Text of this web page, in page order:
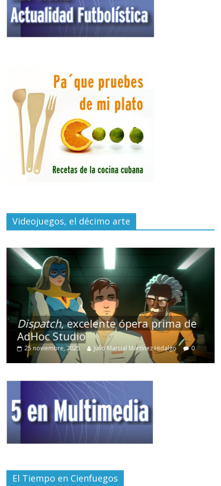
Videojuegos, el décimo arte
Dispatch, excelente ópera prima de
AdHoc Studio
25 noviembre, 2025 Julio Marcial Martínez Hidalgo 0
El Tiempo en Cienfuegos